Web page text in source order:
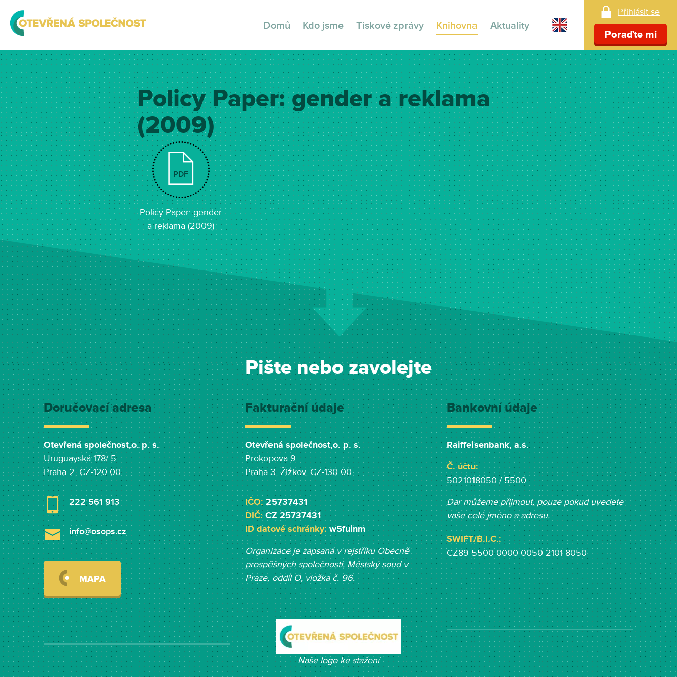
Domů Kdo jsme Tiskové zprávy Knihovna Aktuality
Přihlásit se
Poraďte mi
Policy Paper: gender a reklama
(2009)
PDF
Policy Paper: gender
a reklama (2009)
Pište nebo zavolejte
Doručovací adresa
Otevřená společnost,o. p. s.
Uruguayská 178/ 5
Praha 2, CZ-120 00
222 561 913
info@osops.cz
MAPA
Fakturační údaje
Otevřená společnost,o. p. s.
Prokopova 9
Praha 3, Žižkov, CZ-130 00
IČO:25737431
DIČ:CZ 25737431
ID datové schránky:w5fuinm
Organizace je zapsaná v rejstříku Obecně
prospěšných společností, Městský soud v
Praze, oddíl O, vložka č. 96.
Naše logo ke stažení
Bankovní údaje
Raiffeisenbank, a.s.
Č. účtu:
5021018050 / 5500
Dar můžeme přijmout, pouze pokud uvedete
vaše celé jméno a adresu.
SWIFT/B.I.C.:
CZ89 5500 0000 0050 2101 8050